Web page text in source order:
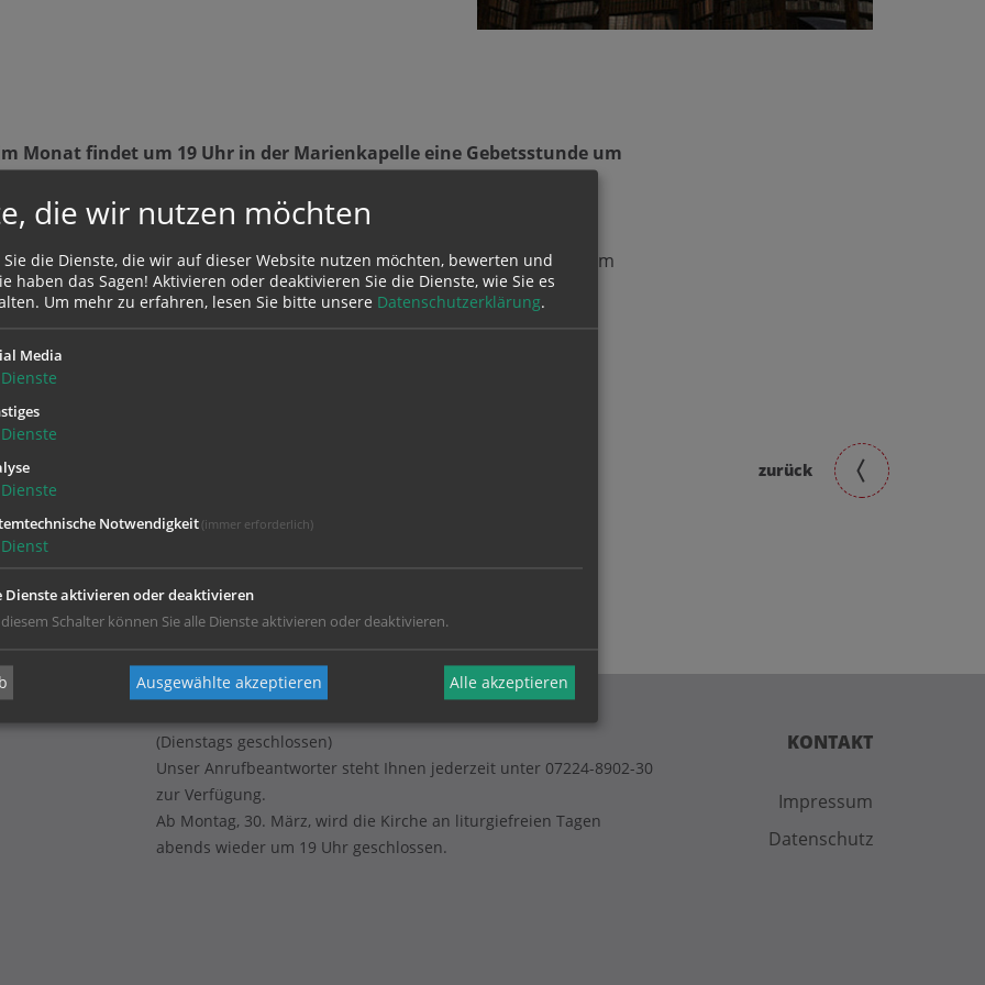
Monat findet um 19 Uhr in der Marienkapelle eine Gebetsstunde um
gestaltet diese Stunde im großen Anliegen der Stiftsgemeinschaft um
herzlich ein, sich diesem Gebet anzuschließen.
zurück
KONTAKT
Impressum
Datenschutz
(Dienstags geschlossen)
Unser Anrufbeantworter steht Ihnen jederzeit unter 07224-8902-30
zur Verfügung.
Ab Montag, 30. März, wird die Kirche an liturgiefreien Tagen
abends wieder um 19 Uhr geschlossen.
die wir nutzen möchten
Sie die Dienste, die wir auf dieser Website nutzen möchten, bewerten und
haben das Sagen! Aktivieren oder deaktivieren Sie die Dienste, wie Sie es
Um mehr zu erfahren, lesen Sie bitte unsere Datenschutzerklärung.
Media
Dienste
Dienste
Dienste
Notwendigkeit (immer erforderlich)
Dienst
Dienste aktivieren oder deaktivieren
Schalter können Sie alle Dienste aktivieren oder deaktivieren.
Ausgewählte akzeptieren Alle akzeptieren